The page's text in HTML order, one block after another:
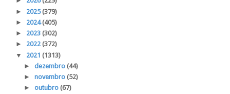
► 2025(379)
► 2024(405)
► 2023 (302)
► 2022(372)
▼ 2021 (1313)
► dezembro (44)
► novembro (52)
► outubro (67)